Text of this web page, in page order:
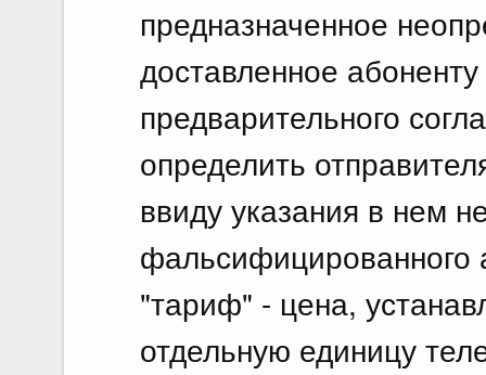
предназначенное
доставленное
предварительного
определить
ввиду указания в нем
фальсифицированного
"тариф" - цена,
отдельную единицу